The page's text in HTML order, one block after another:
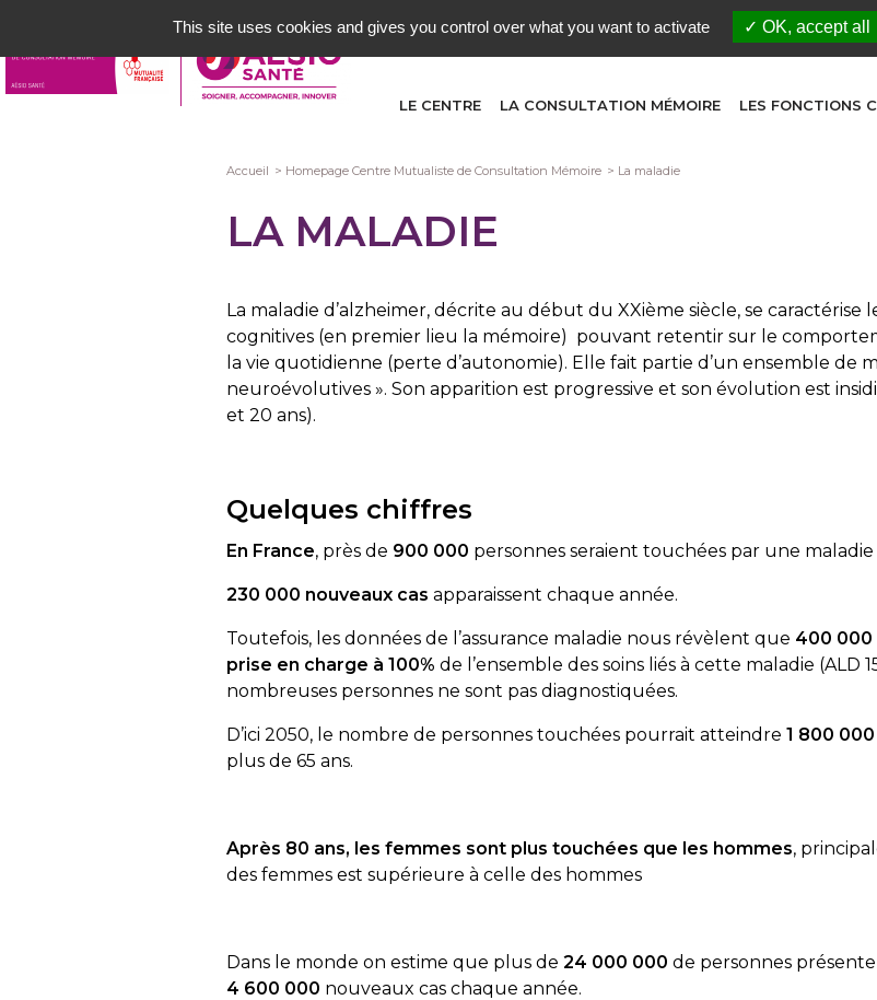
contenu
principal
LE CENTRE LA CONSULTATION MÉMOIRE LES FONCTIONS
Fil
d'Ariane
Accueil Homepage Centre Mutualiste de Consultation Mémoire La maladie
LA MALADIE
La maladie d’alzheimer, décrite au début du XXième siècle, se
cognitives (en premier lieu la mémoire) pouvant retentir sur le
la vie quotidienne (perte d’autonomie). Elle fait partie d’un ensemble de
neuroévolutives ». Son apparition est progressive et son évolution est
et 20 ans).
Quelques chiffres
En France, près de 900 000 personnes seraient touchées par une
230 000 nouveaux cas apparaissent chaque année.
Toutefois, les données de l’assurance maladie nous révèlent que 400 000
prise en charge à 100% de l’ensemble des soins liés à cette maladie (ALD
nombreuses personnes ne sont pas diagnostiquées.
D’ici 2050, le nombre de personnes touchées pourrait atteindre 1 800 000
plus de 65 ans.
Après 80 ans, les femmes sont plus touchées que les hommes,
des femmes est supérieure à celle des hommes
Dans le monde on estime que plus de 24 000 000 de personnes
4 600 000 nouveaux cas chaque année.
This site uses cookies and gives you control over what you want to activate OK, accept all